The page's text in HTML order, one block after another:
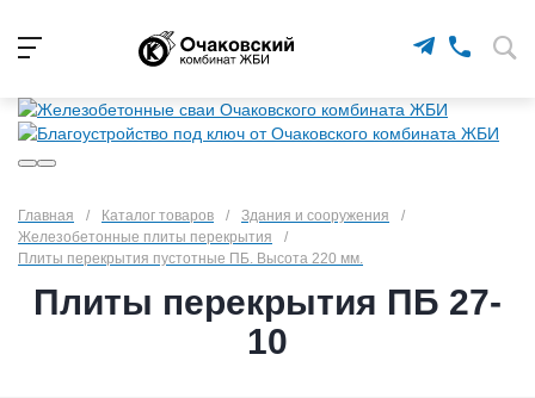
Главная / Каталог товаров / Здания и сооружения
/
Железобетонные плиты перекрытия
/
Плиты перекрытия пустотные ПБ. Высота 220 мм.
Плиты перекрытия ПБ 27-
10